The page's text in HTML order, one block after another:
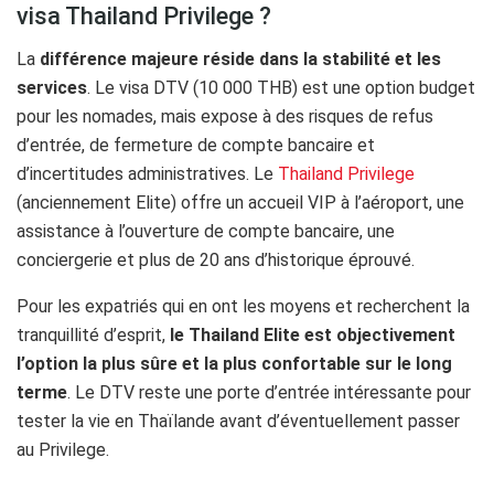
visa Thailand Privilege ?
La différence majeure réside dans la stabilité et les
services. Le visa DTV (10 000 THB) est une option budget
pour les nomades, mais expose à des risques de refus
d’entrée, de fermeture de compte bancaire et
d’incertitudes administratives. Le Thailand Privilege
(anciennement Elite) offre un accueil VIP à l’aéroport, une
assistance à l’ouverture de compte bancaire, une
conciergerie et plus de 20 ans d’historique éprouvé.
Pour les expatriés qui en ont les moyens et recherchent la
tranquillité d’esprit, le Thailand Elite est objectivement
l’option la plus sûre et la plus confortable sur le long
terme. Le DTV reste une porte d’entrée intéressante pour
tester la vie en Thaïlande avant d’éventuellement passer
au Privilege.